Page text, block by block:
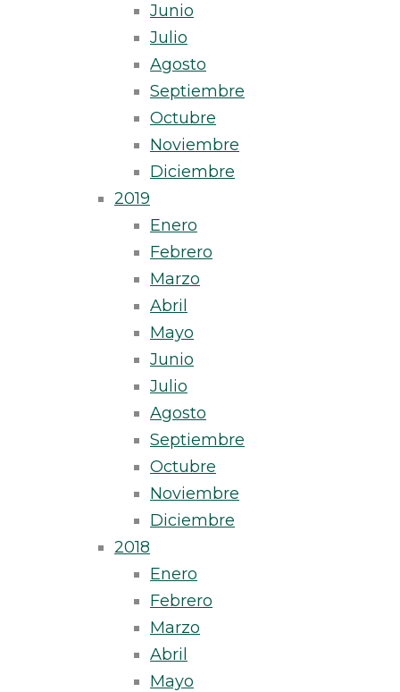
Junio
Julio
Agosto
Septiembre
Octubre
Noviembre
Diciembre
2019
Enero
Febrero
Marzo
Abril
Mayo
Junio
Julio
Agosto
Septiembre
Octubre
Noviembre
Diciembre
2018
Enero
Febrero
Marzo
Abril
Mayo